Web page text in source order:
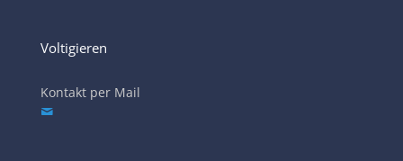
Voltigieren
Kontakt per Mail